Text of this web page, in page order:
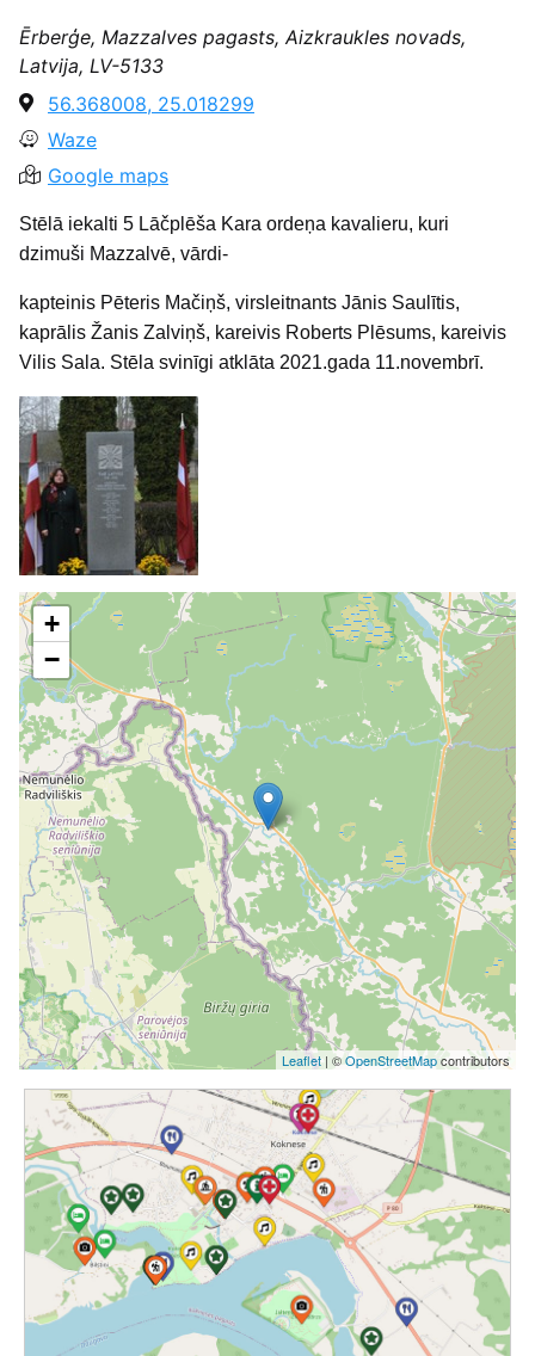
Ērberģe, Mazzalves pagasts, Aizkraukles novads,
Latvija, LV-5133
56.368008, 25.018299
Waze
Google maps
Stēlā iekalti 5 Lāčplēša Kara ordeņa kavalieru, kuri
dzimuši Mazzalvē, vārdi-
kapteinis Pēteris Mačiņš, virsleitnants Jānis Saulītis,
kaprālis Žanis Zalviņš, kareivis Roberts Plēsums, kareivis
Vilis Sala. Stēla svinīgi atklāta 2021.gada 11.novembrī.
+
−
Leaflet | ©OpenStreetMapcontributors